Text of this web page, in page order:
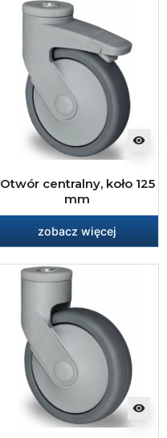
visibility
Otwór centralny, koło 125
mm
zobacz więcej
visibility